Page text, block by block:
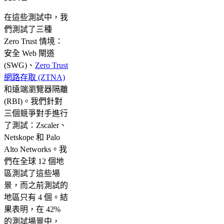
在這些測試中，我
們測試了三種
Zero Trust 情境：
安全 Web 閘道
(SWG)、 Zero Trust
網路存取 (ZTNA)
和遠端瀏覽器隔離
(RBI)。我們針對
三個競爭對手進行
了測試：Zscaler、
Netskope 和 Palo
Alto Networks。我
們在全球 12 個地
區測試了這些場
景，而之前測試的
地區只有 4 個。結
果表明，在 42%
的測試場景中，